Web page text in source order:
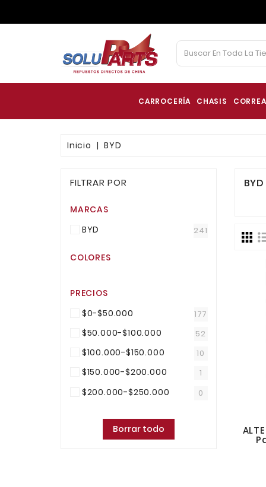
CARROCERÍA CHASIS
Inicio BYD
FILTRAR POR
MARCAS
BYD
241
COLORES
PRECIOS
$0-$50.000
177
$50.000-$100.000 52
$100.000-$150.000 10
$150.000-$200.000 1
$200.000-$250.000 0
Borrar todo
BYD